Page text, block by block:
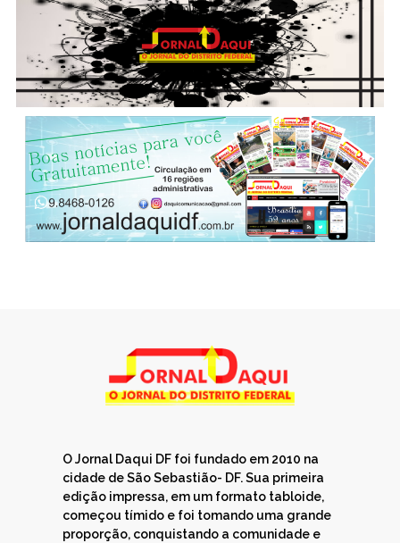
O Jornal Daqui DF foi fundado em 2010 na
cidade de São Sebastião- DF. Sua primeira
edição impressa, em um formato tabloide,
começou tímido e foi tomando uma grande
proporção, conquistando a comunidade e